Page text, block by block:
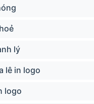
lý
lê in logo
logo